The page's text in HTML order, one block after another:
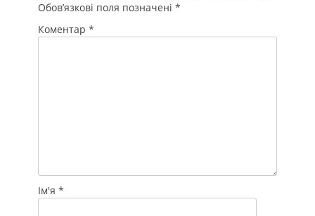
Обов’язкові поля позначені *
Коментар *
Ім'я *